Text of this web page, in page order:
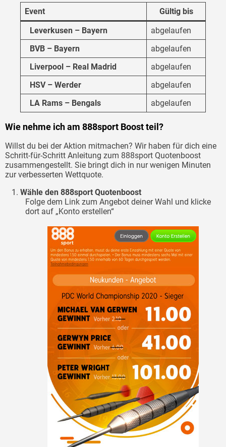
Event
Gültig bis
Leverkusen – Bayern
abgelaufen
BVB – Bayern
abgelaufen
Liverpool – Real Madrid
abgelaufen
HSV – Werder
abgelaufen
LA Rams – Bengals
abgelaufen
Wie nehme ich am 888sport Boost teil?
Willst du bei der Aktion mitmachen? Wir haben für dich eine
Schritt-für-Schritt Anleitung zum 888sport Quotenboost
zusammengestellt. Sie bringt dich in nur wenigen Minuten
zur verbesserten Wettquote.
Wähle den 888sport Quotenboost
Folge dem Link zum Angebot deiner Wahl und klicke
dort auf „Konto erstellen“